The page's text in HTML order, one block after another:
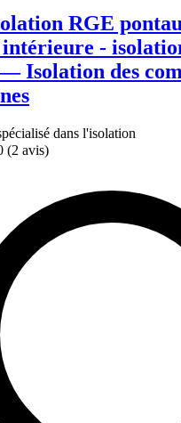
RGE
-
Isolation des
dans l'isolation
(2 avis)